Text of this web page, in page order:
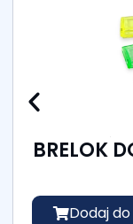
BRELOK
Dodaj